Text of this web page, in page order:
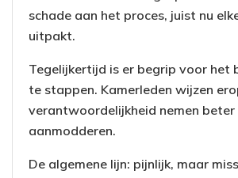
schade aan het proces, juist nu
uitpakt.
Tegelijkertijd is er begrip voor het
te stappen. Kamerleden wijzen
verantwoordelijkheid nemen beter
aanmodderen.
De algemene lijn: pijnlijk, maar